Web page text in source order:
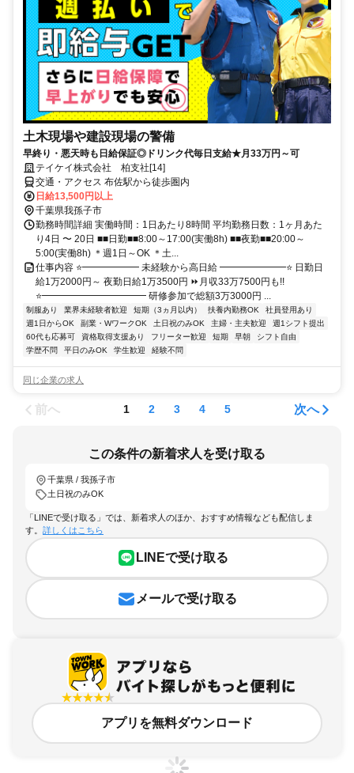
土木現場や建設現場の警備
早終り・悪天時も日給保証◎ドリンク代毎日支給★月33万円～可
テイケイ株式会社 柏支社[14]
交通・アクセス 布佐駅から徒歩圏内
日給13,500円以上
千葉県我孫子市
勤務時間詳細 実働時間：1日あたり8時間 平均勤務日数：1ヶ月あた
り4日 〜 20日 ■■日勤■■8:00～17:00(実働8h) ■■夜勤■■20:00～
5:00(実働8h) ＊週1日～OK ＊土...
仕事内容 ⭐━━━━━━ 未経験から高日給 ━━━━━━━⭐ 日勤日
給1万2000円～ 夜勤日給1万3500円 ⏩月収33万7500円も!!
⭐━━━━━━━━━━━ 研修参加で総額3万3000円 ...
制服あり 業界未経験者歓迎 短期（3ヵ月以内） 扶養内勤務OK
社員登用あり
週1日からOK
副業・WワークOK 土日祝のみOK 主婦・主夫歓迎
週1シフト提出
60代も応募可
資格取得支援あり フリーター歓迎 短期 早朝
シフト自由
学歴不問
平日のみOK 学生歓迎 経験不問
同じ企業の求人
前へ 1 2 3 4 5 次へ
この条件の新着求人を受け取る
千葉県 / 我孫子市
土日祝のみOK
「LINEで受け取る」では、新着求人のほか、おすすめ情報なども配信しま
す。 詳しくはこちら
LINEで受け取る
メールで受け取る
アプリを無料ダウンロード